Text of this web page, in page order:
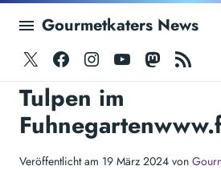
Gourmetkaters News
TwitterFacebook
Instagram
Youtube
Tulpen im
Veröffentlicht am 19 März 2024 von